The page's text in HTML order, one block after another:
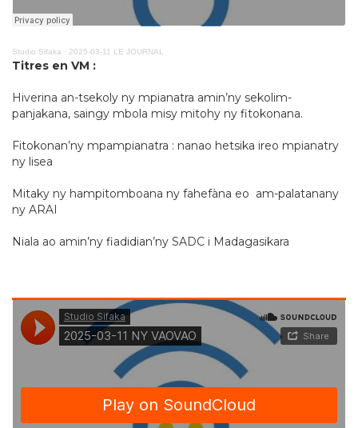
Studio Sifaka · 2025-03-11 LE JOURNAL
Titres en VM :
Hiverina an-tsekoly ny mpianatra amin’ny sekolim-
panjakana, saingy mbola misy mitohy ny fitokonana.
Fitokonan’ny mpampianatra : nanao hetsika ireo mpianatry
ny lisea
Mitaky ny hampitomboana ny fahefàna eo am-palatanany
ny ARAI
Niala ao amin’ny fiadidian’ny SADC i Madagasikara